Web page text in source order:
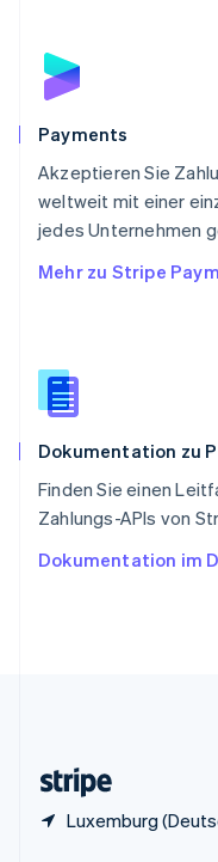
Payments
Akzeptieren Sie
weltweit mit einer
jedes Unternehmen
Mehr zu Stripe
Dokumentation zu
Finden Sie einen
Zahlungs-APIs von
Dokumentation im
Luxemburg
Schweden
Schweiz
Singapur
English简体中文
Slowakei
Slowenien
English
Spanien
Thailand
Tschechische
English
English